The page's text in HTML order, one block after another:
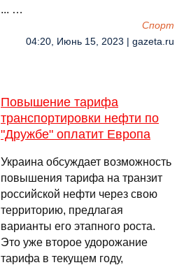
... …
Спорт
04:20, Июнь 15, 2023 | gazeta.ru
Повышение тарифа
транспортировки нефти по
"Дружбе" оплатит Европа
Украина обсуждает возможность
повышения тарифа на транзит
российской нефти через свою
территорию, предлагая
варианты его этапного роста.
Это уже второе удорожание
тарифа в текущем году,